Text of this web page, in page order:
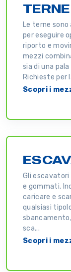
TERNE
Le terne
per eseguire
riporto e
mezzi
sia di una
Richieste per
Scopri i
Gli escavatori
e gommati.
caricare e
qualsiasi
sca...
Scopri i